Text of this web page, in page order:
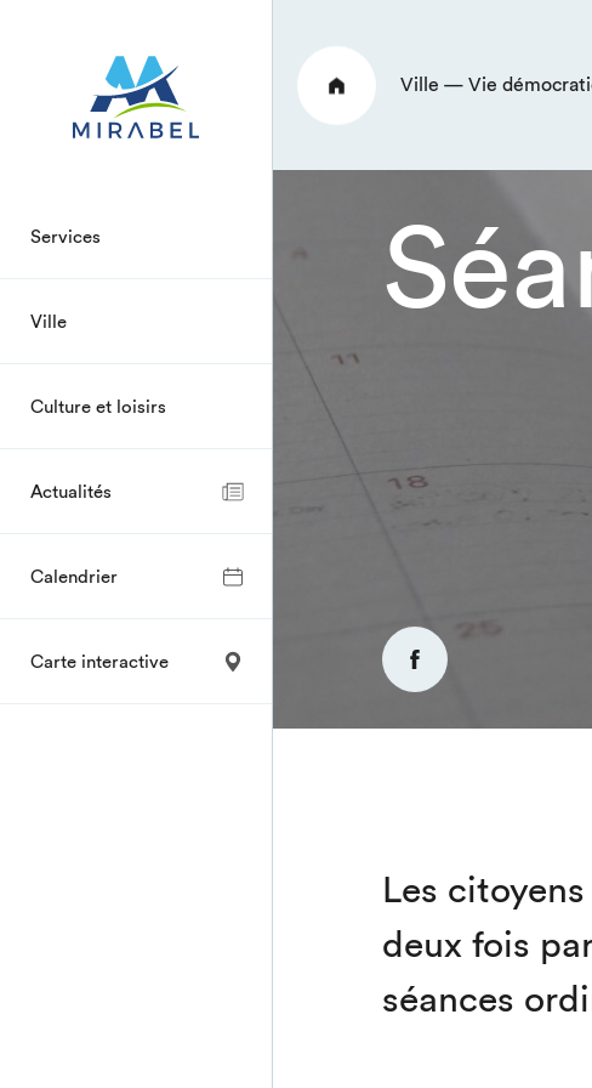
Services
Ville
Culture et loisirs
Actualités
Calendrier
Carte interactive
Ville — Vie
Les
deux fois
séances